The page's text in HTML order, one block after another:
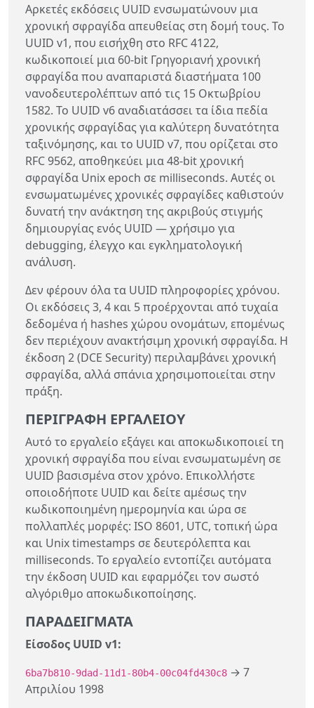
Αρκετές εκδόσεις UUID ενσωματώνουν μια
χρονική σφραγίδα απευθείας στη δομή τους. Το
UUID v1, που εισήχθη στο RFC 4122,
κωδικοποιεί μια 60-bit Γρηγοριανή χρονική
σφραγίδα που αναπαριστά διαστήματα 100
νανοδευτερολέπτων από τις 15 Οκτωβρίου
1582. Το UUID v6 αναδιατάσσει τα ίδια πεδία
χρονικής σφραγίδας για καλύτερη δυνατότητα
ταξινόμησης, και το UUID v7, που ορίζεται στο
RFC 9562, αποθηκεύει μια 48-bit χρονική
σφραγίδα Unix epoch σε milliseconds. Αυτές οι
ενσωματωμένες χρονικές σφραγίδες καθιστούν
δυνατή την ανάκτηση της ακριβούς στιγμής
δημιουργίας ενός UUID — χρήσιμο για
debugging, έλεγχο και εγκληματολογική
ανάλυση.
Δεν φέρουν όλα τα UUID πληροφορίες χρόνου.
Οι εκδόσεις 3, 4 και 5 προέρχονται από τυχαία
δεδομένα ή hashes χώρου ονομάτων, επομένως
δεν περιέχουν ανακτήσιμη χρονική σφραγίδα. Η
έκδοση 2 (DCE Security) περιλαμβάνει χρονική
σφραγίδα, αλλά σπάνια χρησιμοποιείται στην
πράξη.
ΠΕΡΙΓΡΑΦΉ ΕΡΓΑΛΕΊΟΥ
Αυτό το εργαλείο εξάγει και αποκωδικοποιεί τη
χρονική σφραγίδα που είναι ενσωματωμένη σε
UUID βασισμένα στον χρόνο. Επικολλήστε
οποιοδήποτε UUID και δείτε αμέσως την
κωδικοποιημένη ημερομηνία και ώρα σε
πολλαπλές μορφές: ISO 8601, UTC, τοπική ώρα
και Unix timestamps σε δευτερόλεπτα και
milliseconds. Το εργαλείο εντοπίζει αυτόματα
την έκδοση UUID και εφαρμόζει τον σωστό
αλγόριθμο αποκωδικοποίησης.
ΠΑΡΑΔΕΊΓΜΑΤΑ
Είσοδος UUID v1:
6ba7b810-9dad-11d1-80b4-00c04fd430c8 → 7
Απριλίου 1998